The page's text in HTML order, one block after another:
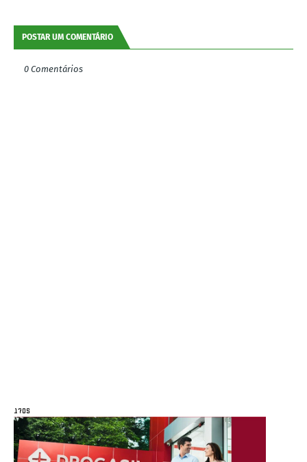
POSTAR UM COMENTÁRIO
0 Comentários